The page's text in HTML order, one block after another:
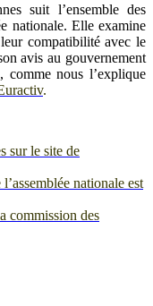
suit l’ensemble des
nationale. Elle examine
compatibilité avec le
avis au gouvernement
comme nous l’explique
.
sur le site de
nationale est
commission des